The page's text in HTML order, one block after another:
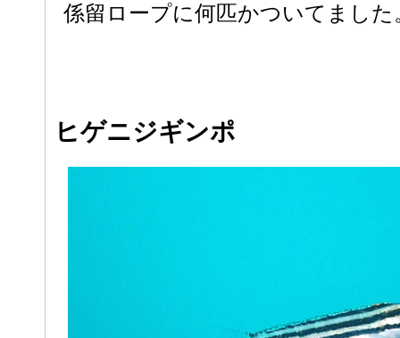
係留ロープに何匹かついてました
ヒゲニジギンポ